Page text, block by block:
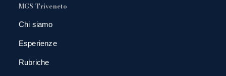
MGS Triveneto
Chi siamo
Esperienze
Rubriche